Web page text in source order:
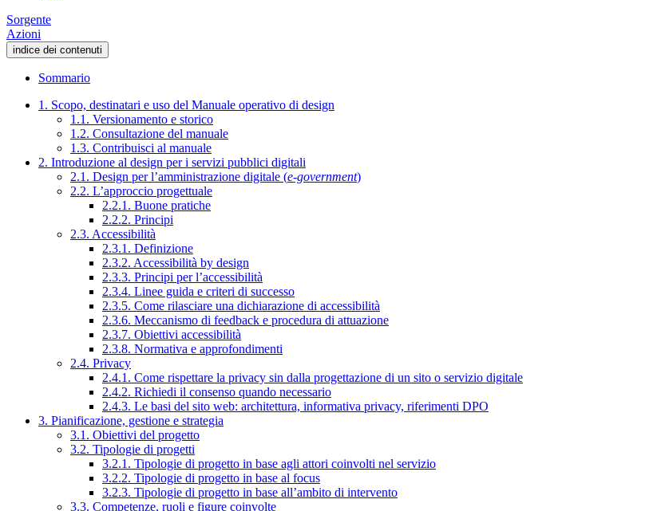
Sorgente
Azioni
indice dei contenuti
Sommario
1. Scopo, destinatari e uso del Manuale operativo di design
1.1. Versionamento e storico
1.2. Consultazione del manuale
1.3. Contribuisci al manuale
2. Introduzione al design per i servizi pubblici digitali
2.1. Design per l’amministrazione digitale (e-government)
2.2. L’approccio progettuale
2.2.1. Buone pratiche
2.2.2. Principi
2.3. Accessibilità
2.3.1. Definizione
2.3.2. Accessibilità by design
2.3.3. Principi per l’accessibilità
2.3.4. Linee guida e criteri di successo
2.3.5. Come rilasciare una dichiarazione di accessibilità
2.3.6. Meccanismo di feedback e procedura di attuazione
2.3.7. Obiettivi accessibilità
2.3.8. Normativa e approfondimenti
2.4. Privacy
2.4.1. Come rispettare la privacy sin dalla progettazione di un sito o servizio digitale
2.4.2. Richiedi il consenso quando necessario
2.4.3. Le basi del sito web: architettura, informativa privacy, riferimenti DPO
3. Pianificazione, gestione e strategia
3.1. Obiettivi del progetto
3.2. Tipologie di progetti
3.2.1. Tipologie di progetto in base agli attori coinvolti nel servizio
3.2.2. Tipologie di progetto in base al focus
3.2.3. Tipologie di progetto in base all’ambito di intervento
3.3. Competenze, ruoli e figure coinvolte